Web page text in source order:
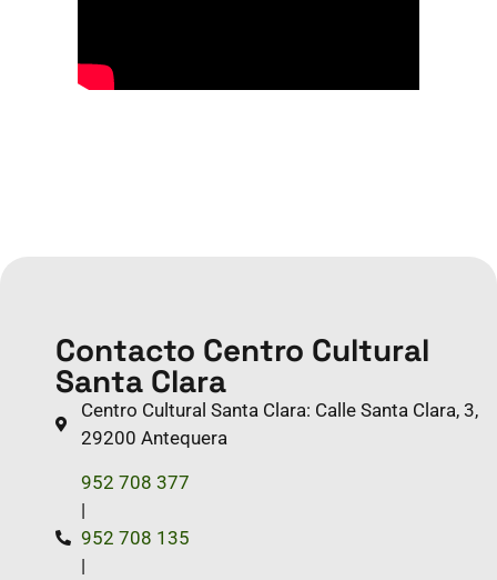
Contacto Centro Cultural
Santa Clara
Centro Cultural Santa Clara: Calle Santa Clara, 3,
29200 Antequera
952 708 377
|
952 708 135
|